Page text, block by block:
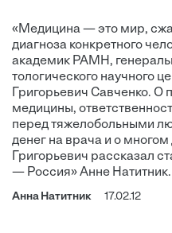
«Медицина — это мир,
диагноза конкретного
академик РАМН,
тологического научного
Григорьевич Савченко. О
медицины,
перед тяжелобольными
денег на врача и о
Григорьевич рассказал
— Россия» Анне Натитник.
Анна Натитник 17.02.12